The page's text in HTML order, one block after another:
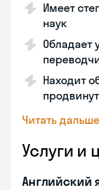
Имеет
наук
Обладает
Находит
Читать дальше
Услуги и
Английский